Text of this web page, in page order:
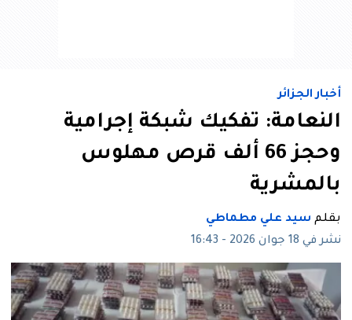
أخبار الجزائر
النعامة: تفكيك شبكة إجرامية
وحجز 66 ألف قرص مهلوس
بالمشرية
بقلم سيد علي مطماطي
نشر في 18 جوان 2026 - 16:43